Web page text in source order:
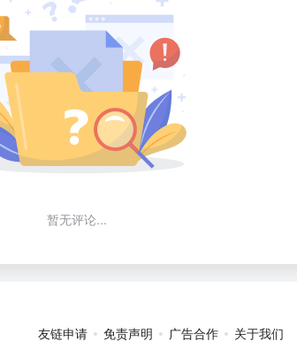
暂无评论...
友链申请 免责声明 广告合作 关于我们